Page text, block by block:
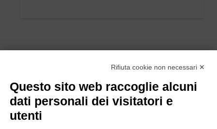
Rifiuta cookie non necessari ✕
Questo sito web raccoglie alcuni
dati personali dei visitatori e
utenti